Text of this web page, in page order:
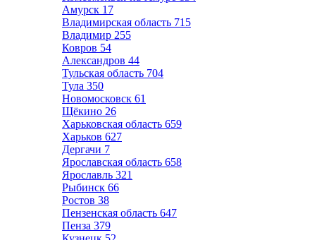
Амурск 17
Владимирская область 715
Владимир 255
Ковров 54
Александров 44
Тульская область 704
Тула 350
Новомосковск 61
Щёкино 26
Харьковская область 659
Харьков 627
Дергачи 7
Ярославская область 658
Ярославль 321
Рыбинск 66
Ростов 38
Пензенская область 647
Пенза 379